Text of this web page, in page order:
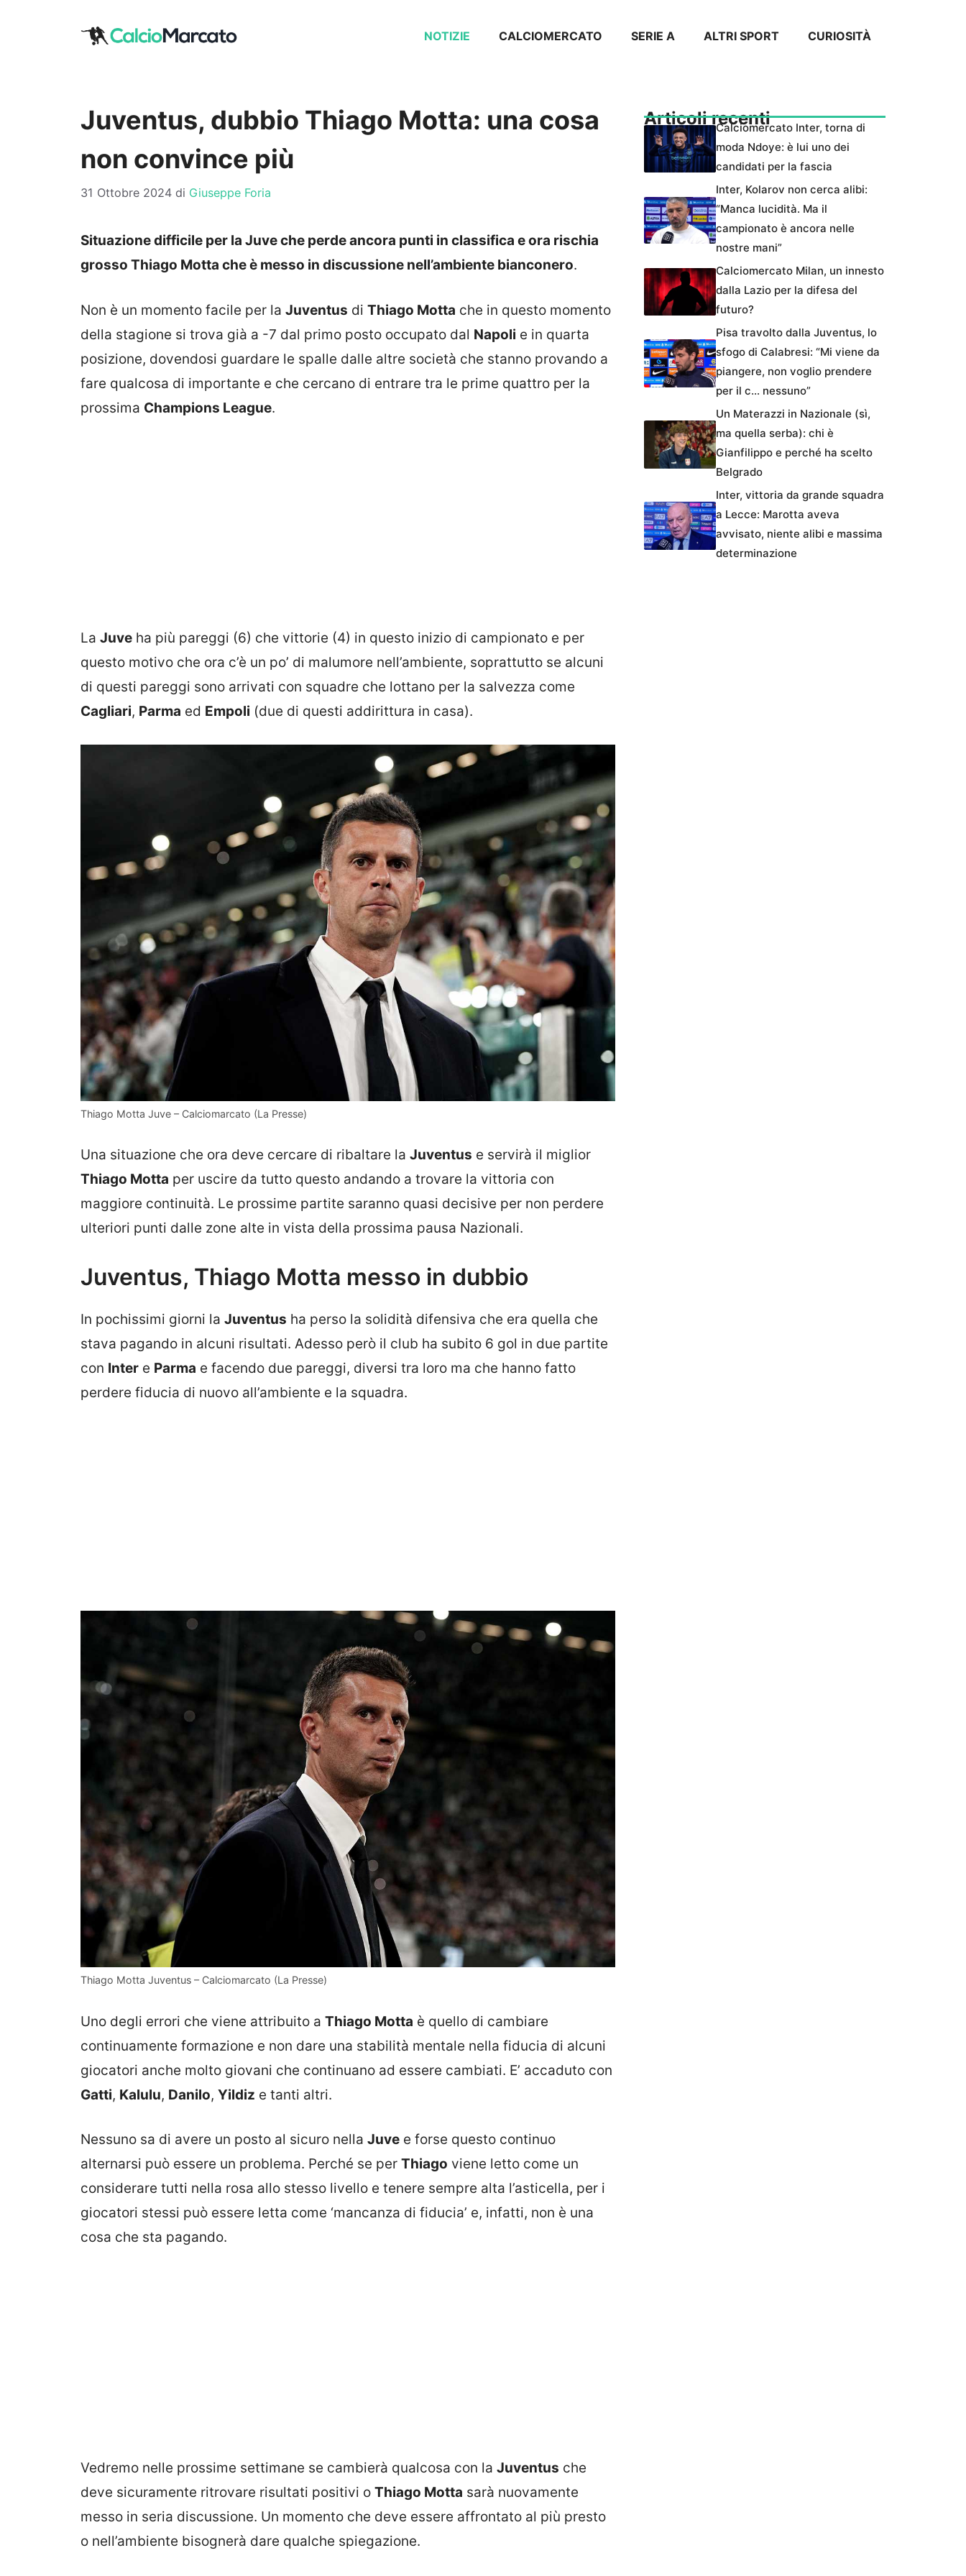
NOTIZIE CALCIOMERCATO SERIE A ALTRI SPORT CURIOSITÀ
Juventus, dubbio Thiago Motta: una cosa
non convince più
31 Ottobre 2024 di Giuseppe Foria
Situazione difficile per la Juve che perde ancora punti in classifica e ora rischia
grosso Thiago Motta che è messo in discussione nell’ambiente bianconero.
Non è un momento facile per la Juventus di Thiago Motta che in questo momento
della stagione si trova già a -7 dal primo posto occupato dal Napoli e in quarta
posizione, dovendosi guardare le spalle dalle altre società che stanno provando a
fare qualcosa di importante e che cercano di entrare tra le prime quattro per la
prossima Champions League.
La Juve ha più pareggi (6) che vittorie (4) in questo inizio di campionato e per
questo motivo che ora c’è un po’ di malumore nell’ambiente, soprattutto se alcuni
di questi pareggi sono arrivati con squadre che lottano per la salvezza come
Cagliari, Parma ed Empoli (due di questi addirittura in casa).
Thiago Motta Juve – Calciomarcato (La Presse)
Una situazione che ora deve cercare di ribaltare la Juventus e servirà il miglior
Thiago Motta per uscire da tutto questo andando a trovare la vittoria con
maggiore continuità. Le prossime partite saranno quasi decisive per non perdere
ulteriori punti dalle zone alte in vista della prossima pausa Nazionali.
Juventus, Thiago Motta messo in dubbio
In pochissimi giorni la Juventus ha perso la solidità difensiva che era quella che
stava pagando in alcuni risultati. Adesso però il club ha subito 6 gol in due partite
con Inter e Parma e facendo due pareggi, diversi tra loro ma che hanno fatto
perdere fiducia di nuovo all’ambiente e la squadra.
Thiago Motta Juventus – Calciomarcato (La Presse)
Uno degli errori che viene attribuito a Thiago Motta è quello di cambiare
continuamente formazione e non dare una stabilità mentale nella fiducia di alcuni
giocatori anche molto giovani che continuano ad essere cambiati. E’ accaduto con
Gatti, Kalulu, Danilo, Yildiz e tanti altri.
Nessuno sa di avere un posto al sicuro nella Juve e forse questo continuo
alternarsi può essere un problema. Perché se per Thiago viene letto come un
considerare tutti nella rosa allo stesso livello e tenere sempre alta l’asticella, per i
giocatori stessi può essere letta come ‘mancanza di fiducia’ e, infatti, non è una
cosa che sta pagando.
Vedremo nelle prossime settimane se cambierà qualcosa con la Juventus che
deve sicuramente ritrovare risultati positivi o Thiago Motta sarà nuovamente
messo in seria discussione. Un momento che deve essere affrontato al più presto
o nell’ambiente bisognerà dare qualche spiegazione.
Articoli recentiCalciomercato Inter, torna di
moda Ndoye: è lui uno dei
candidati per la fascia
Inter, Kolarov non cerca alibi:
“Manca lucidità. Ma il
campionato è ancora nelle
nostre mani”
Calciomercato Milan, un innesto
dalla Lazio per la difesa del
futuro?
Pisa travolto dalla Juventus, lo
sfogo di Calabresi: “Mi viene da
piangere, non voglio prendere
per il c… nessuno”
Un Materazzi in Nazionale (sì,
ma quella serba): chi è
Gianfilippo e perché ha scelto
Belgrado
Inter, vittoria da grande squadra
a Lecce: Marotta aveva
avvisato, niente alibi e massima
determinazione